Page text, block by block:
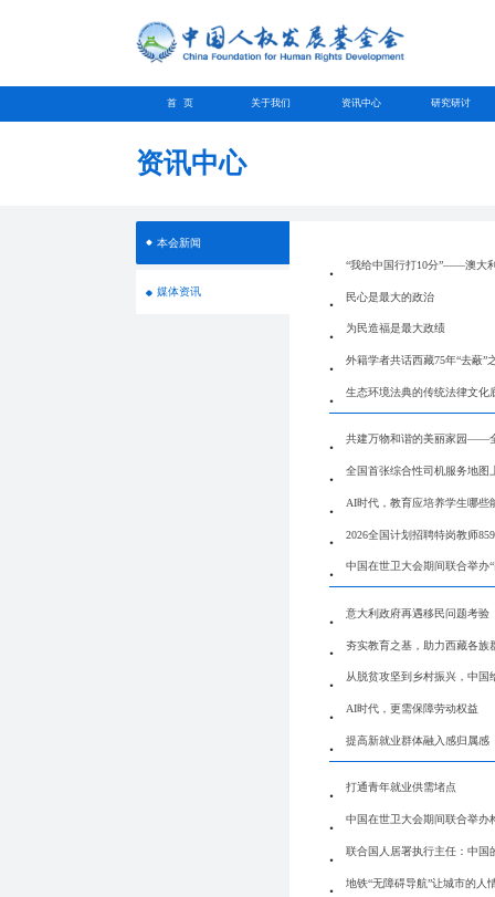
首 页 关于我们 资讯中心 研究研讨
资讯中心
本会新闻
媒体资讯
“我给中国行打10分”——澳大
民心是最大的政治
为民造福是最大政绩
外籍学者共话西藏75年“去蔽”
生态环境法典的传统法律文化
共建万物和谐的美丽家园——
全国首张综合性司机服务地图
AI时代，教育应培养学生哪些
2026全国计划招聘特岗教师
中国在世卫大会期间联合举办
意大利政府再遇移民问题考验
夯实教育之基，助力西藏各族
从脱贫攻坚到乡村振兴，中国
AI时代，更需保障劳动权益
提高新就业群体融入感归属感
打通青年就业供需堵点
中国在世卫大会期间联合举办
联合国人居署执行主任：中国
地铁“无障碍导航”让城市的人